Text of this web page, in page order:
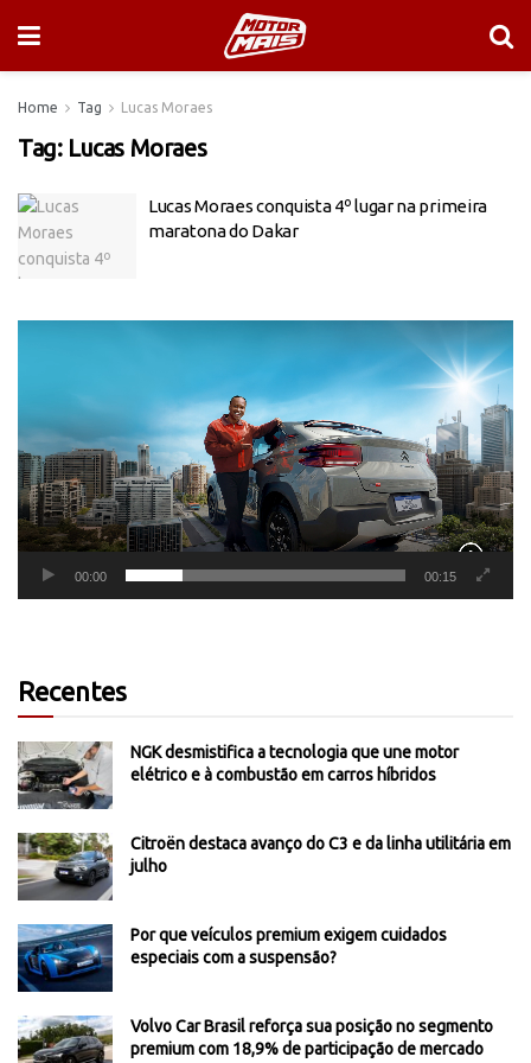
Home Tag Lucas Moraes
Tag: Lucas Moraes
Lucas Moraes conquista 4º lugar na primeira
maratona do Dakar
00:00 00:15
Recentes
NGK desmistifica a tecnologia que une motor
elétrico e à combustão em carros híbridos
Citroën destaca avanço do C3 e da linha utilitária em
julho
Por que veículos premium exigem cuidados
especiais com a suspensão?
Volvo Car Brasil reforça sua posição no segmento
premium com 18,9% de participação de mercado